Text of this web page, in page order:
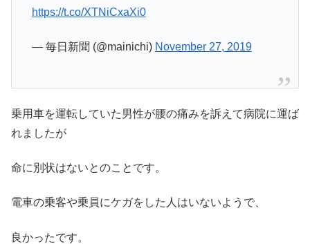
https://t.co/XTNiCxaXi0
— 毎日新聞 (@mainichi) November 27, 2019
乗用車を運転していた男性が腰の痛みを訴えて病院に運ば
れましたが
命に別状はないとのことです。
電車の乗客や乗員にケガをした人はいないようで、
良かったです。